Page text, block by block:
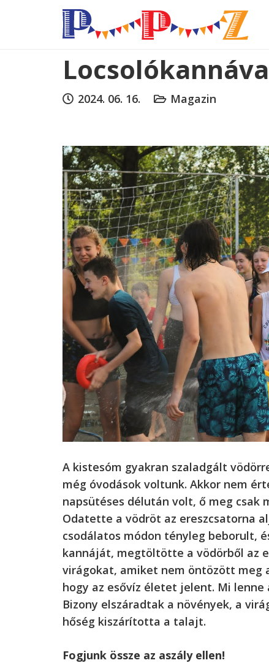
2024. 06. 16. Magazin
A kistesóm gyakran szaladgált
még óvodások voltunk. Akkor nem
napsütéses délután volt, ő meg csak
Odatette a vödröt az ereszcsatorna
csodálatos módon tényleg beborult,
kannáját, megtöltötte a vödörből az
virágokat, amiket nem öntözött meg
hogy az esővíz életet jelent. Mi
Bizony elszáradtak a növények, a
hőség kiszárította a talajt.
Fogjunk össze az aszály ellen!